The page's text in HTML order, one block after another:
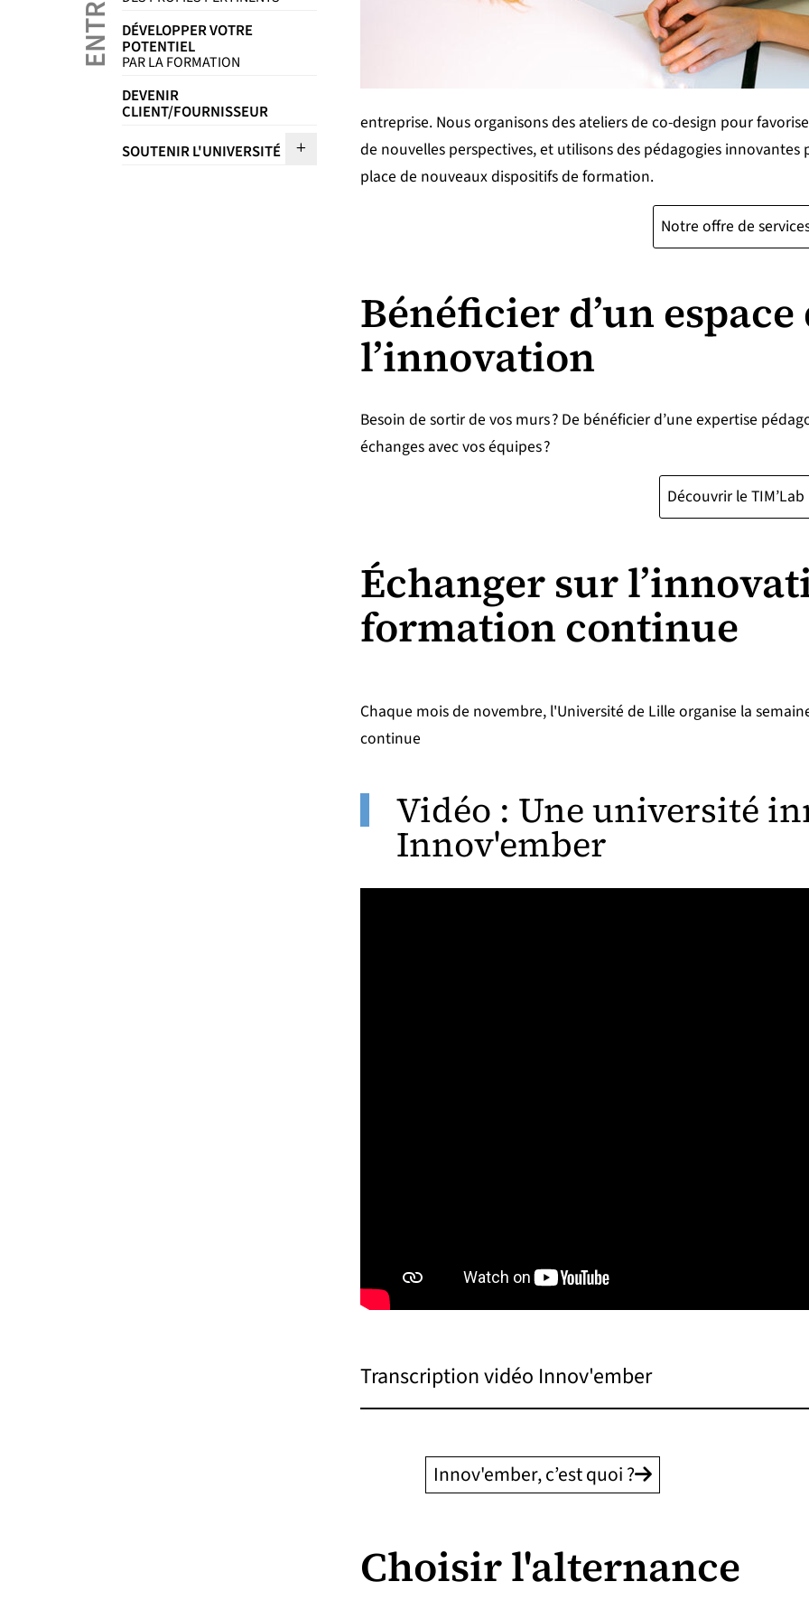
DÉVELOPPER VOTRE
POTENTIEL
PAR LA FORMATION
DEVENIR
CLIENT/FOURNISSEUR
SOUTENIR L'UNIVERSITÉ
Sous menu Soutenir l'université
entreprise. Nous organisons des ateliers de co-design pour
de nouvelles perspectives, et utilisons des pédagogies
place de nouveaux dispositifs de formation.
Notre offre de
Bénéficier d’un espace
l’innovation
Besoin de sortir de vos murs ? De bénéficier d’une expertise
échanges avec vos équipes ?
Découvrir le TIM’Lab
Échanger sur
formation continue
Chaque mois de novembre, l'Université de Lille organise la
continue
Vidéo : Une université
Innov'ember
Transcription vidéo Innov'ember
Innov'ember, c’est quoi ?
Choisir l'alternance